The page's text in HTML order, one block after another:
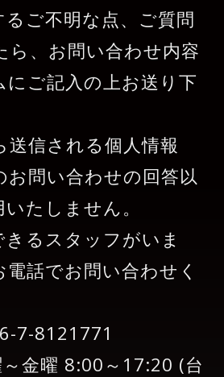
ご不明な点、ご質問
ら、お問い合わせ内容
にご記入の上お送り下
送信される個人情報
お問い合わせの回答以
たしません。
きるスタッフがいま
話でお問い合わせく
7-8121771
金曜 8:00～17:20 (台